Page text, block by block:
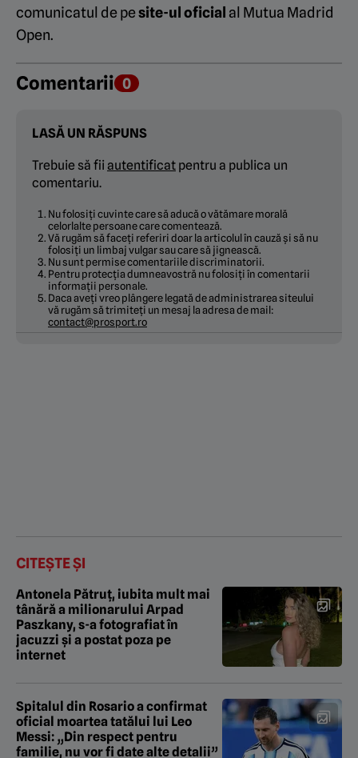
comunicatul de pesite-ul oficial al Mutua Madrid
Open.
Comentarii 0
LASĂ UN RĂSPUNS
Trebuie să fii autentificat pentru a publica un
comentariu.
Nu folosiți cuvinte care să aducă o vătămare morală
celorlalte persoane care comentează.
Vă rugăm să faceți referiri doar la articolul în cauză și să nu
folosiți un limbaj vulgar sau care să jignească.
Nu sunt permise comentariile discriminatorii.
Pentru protecția dumneavostră nu folosiți în comentarii
informații personale.
Daca aveți vreo plângere legată de administrarea siteului
vă rugăm să trimiteți un mesaj la adresa de mail:
contact@prosport.ro
CITEȘTE ȘI
Antonela Pătruț, iubita mult mai
tânără a milionarului Arpad
Paszkany, s-a fotografiat în
jacuzzi şi a postat poza pe
internet
Spitalul din Rosario a confirmat
oficial moartea tatălui lui Leo
Messi: „Din respect pentru
familie, nu vor fi date alte detalii”